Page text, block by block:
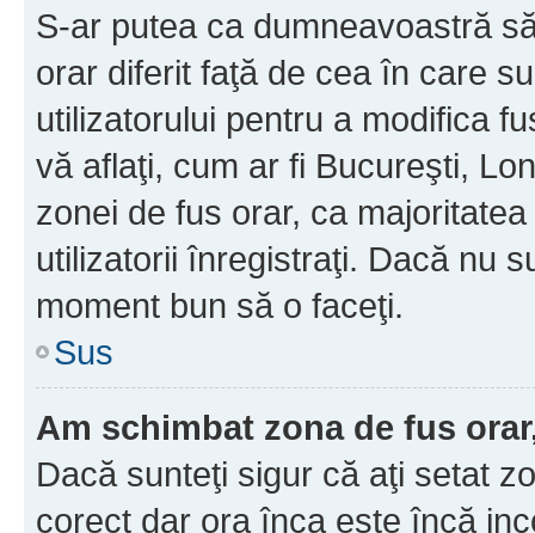
S-ar putea ca dumneavoastră
orar diferit faţă de cea în care
utilizatorului pentru a modifica
vă aflaţi, cum ar fi Bucureşti,
zonei de fus orar, ca
utilizatorii înregistraţi. Dacă nu
moment bun să o faceţi.
Sus
Am schimbat zona de fus
Dacă sunteţi sigur că aţi setat
corect dar ora înca este încă